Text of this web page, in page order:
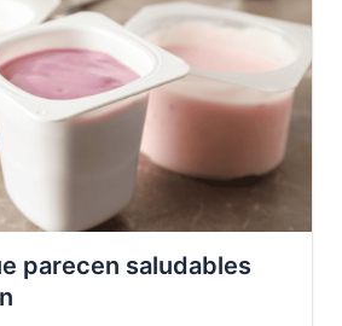
parecen saludables